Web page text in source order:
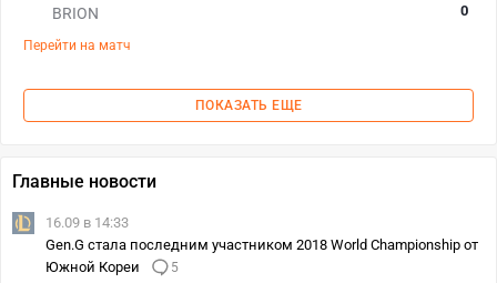
BRION
0
Перейти на матч
ПОКАЗАТЬ ЕЩЕ
Главные новости
16.09 в 14:33
Gen.G стала последним участником 2018 World Championship от
Южной Кореи
5